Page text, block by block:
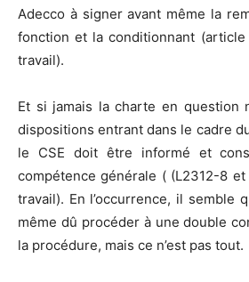
Adecco à signer avant même la
fonction et la conditionnant
travail).
Et si jamais la charte en question
dispositions entrant dans le cadre
le CSE doit être informé et
compétence générale ( (L2312-8
travail). En l’occurrence, il semble
même dû procéder à une double
la procédure, mais ce n’est pas tout.